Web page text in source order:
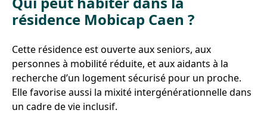
résidence Mobicap Caen ?
Cette résidence est ouverte aux seniors, aux
personnes à mobilité réduite, et aux aidants à la
recherche d’un logement sécurisé pour un proche.
Elle favorise aussi la mixité intergénérationnelle dans
un cadre de vie inclusif.